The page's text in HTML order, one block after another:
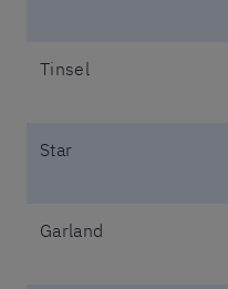
Tinsel
Star
Garland